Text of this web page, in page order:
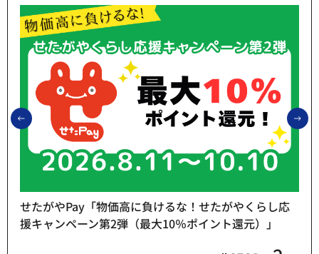
前のスライドを表示
せたがやPay「物価高に負けるな！せたがやくらし応
援キャンペーン第2弾（最大10％ポイント還元）」